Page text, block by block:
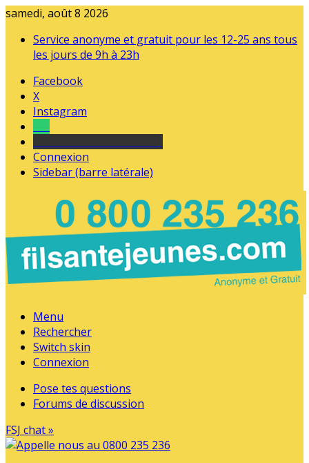
samedi, août 8 2026
Service anonyme et gratuit pour les 12-25 ans tous
les jours de 9h à 23h
Facebook
X
Instagram
Connexion
Sidebar (barre latérale)
Menu
Rechercher
Switch skin
Connexion
Pose tes questions
Forums de discussion
FSJ chat »